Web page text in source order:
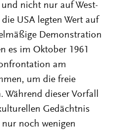
nicht nur auf West-
USA legten Wert auf
Demonstration
es im Oktober 1961
am
um die freie
Während dieser Vorfall
Gedächtnis
noch wenigen